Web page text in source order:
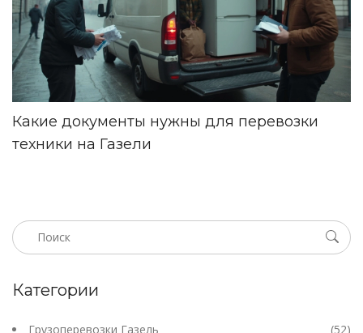
Какие документы нужны для перевозки
техники на Газели
Категории
Грузоперевозки Газель (52)